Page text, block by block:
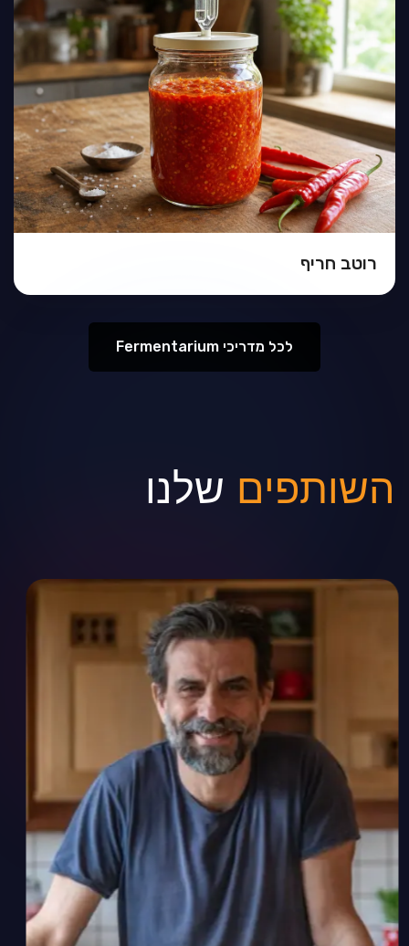
רוטב חריף
לכל מדריכי Fermentarium
השותפים שלנו
Fermentation Love